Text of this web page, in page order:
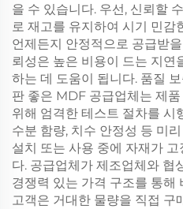
을 수 있습니다. 우선, 신뢰할
로 재고를 유지하여 시기 민감
언제든지 안정적으로 공급받
뢰성은 높은 비용이 드는 지연
하는 데 도움이 됩니다. 품질
판 좋은 MDF 공급업체는 제
위해 엄격한 테스트 절차를 시
수분 함량, 치수 안정성 등 미
설치 또는 사용 중에 자재가
다. 공급업체가 제조업체와 협
경쟁력 있는 가격 구조를 통해
고객은 거대한 물량을 직접 구